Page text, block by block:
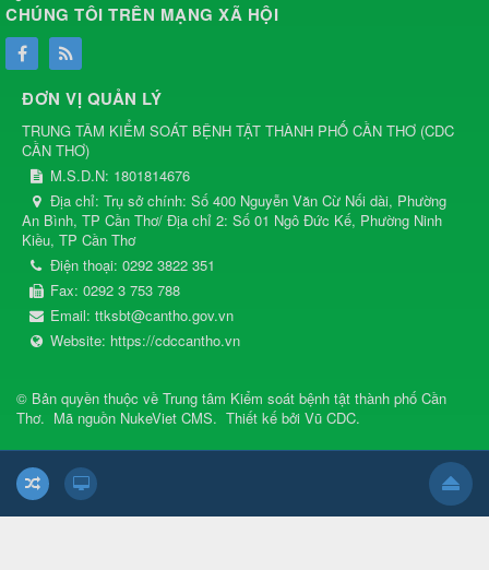
CHÚNG TÔI TRÊN MẠNG XÃ HỘI
ĐƠN VỊ QUẢN LÝ
TRUNG TÂM KIỂM SOÁT BỆNH TẬT THÀNH PHỐ CẦN THƠ (CDC
CẦN THƠ)
M.S.D.N: 1801814676
Địa chỉ: Trụ sở chính: Số 400 Nguyễn Văn Cừ Nối dài, Phường
An Bình, TP Cần Thơ/ Địa chỉ 2: Số 01 Ngô Đức Kế, Phường Ninh
Kiều, TP Cần Thơ
Điện thoại: 0292 3822 351
Fax: 0292 3 753 788
Email: ttksbt@cantho.gov.vn
Website: https://cdccantho.vn
© Bản quyền thuộc về Trung tâm Kiểm soát bệnh tật thành phố Cần
Thơ. Mã nguồn NukeViet CMS. Thiết kế bởi Vũ CDC.